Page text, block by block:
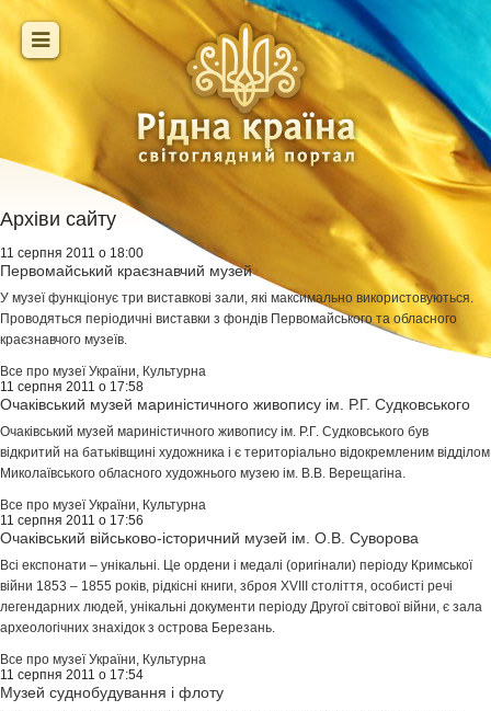
Архіви сайту
11 серпня 2011 о 18:00
Первомайський краєзнавчий музей
У музеї функціонує три виставкові зали, які максимально використовуються.
Проводяться періодичні виставки з фондів Первомайського та обласного
краєзнавчого музеїв.
Все про музеї України, Культурна
11 серпня 2011 о 17:58
Очаківський музей мариністичного живопису ім. Р.Г. Судковського
Очаківський музей мариністичного живопису ім. Р.Г. Судковського був
відкритий на батьківщині художника і є територіально відокремленим відділом
Миколаївського обласного художнього музею ім. В.В. Верещагіна.
Все про музеї України, Культурна
11 серпня 2011 о 17:56
Очаківський військово-історичний музей ім. О.В. Суворова
Всі експонати – унікальні. Це ордени і медалі (оригінали) періоду Кримської
війни 1853 – 1855 років, рідкісні книги, зброя ХVІІІ століття, особисті речі
легендарних людей, унікальні документи періоду Другої світової війни, є зала
археологічних знахідок з острова Березань.
Все про музеї України, Культурна
11 серпня 2011 о 17:54
Музей суднобудування і флоту